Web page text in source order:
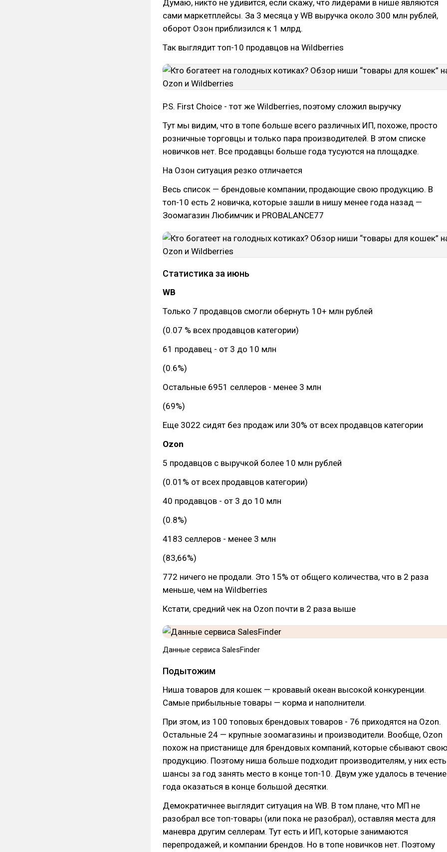
Думаю, никто не удивится, если скажу, что лидерами в нише являются
сами маркетплейсы. За 3 месяца у WB выручка около 300 млн рублей,
оборот Озон приблизился к 1 млрд.
Так выглядит топ-10 продавцов на Wildberries
P.S. First Choice - тот же Wildberries, поэтому сложил выручку
Тут мы видим, что в топе больше всего различных ИП, похоже, просто
розничные торговцы и только пара производителей. В этом списке
новичков нет. Все продавцы больше года тусуются на площадке.
На Озон ситуация резко отличается
Весь список — брендовые компании, продающие свою продукцию. В
топ-10 есть 2 новичка, которые зашли в нишу менее года назад —
Зоомагазин Любимчик и PROBALANCE77
Статистика за июнь
WB
Только 7 продавцов смогли обернуть 10+ млн рублей
(0.07 % всех продавцов категории)
61 продавец - от 3 до 10 млн
(0.6%)
Остальные 6951 селлеров - менее 3 млн
(69%)
Еще 3022 сидят без продаж или 30% от всех продавцов категории
Ozon
5 продавцов с выручкой более 10 млн рублей
(0.01% от всех продавцов категории)
40 продавцов - от 3 до 10 млн
(0.8%)
4183 селлеров - менее 3 млн
(83,66%)
772 ничего не продали. Это 15% от общего количества, что в 2 раза
меньше, чем на Wildberries
Кстати, средний чек на Ozon почти в 2 раза выше
Данные сервиса SalesFinder
Подытожим
Ниша товаров для кошек — кровавый океан высокой конкуренции.
Самые прибыльные товары — корма и наполнители.
При этом, из 100 топовых брендовых товаров - 76 приходятся на Ozon.
Остальные 24 — крупные зоомагазины и производители. Вообще, Ozon
похож на пристанище для брендовых компаний, которые сбывают
продукцию. Поэтому ниша больше подходит производителям, у них есть
шансы за год занять место в конце топ-10. Двум уже удалось в течение
года оказаться в конце большой десятки.
Демократичнее выглядит ситуация на WB. В том плане, что МП не
разобрал все топ-товары (или пока не разобрал), оставляя места для
маневра другим селлерам. Тут есть и ИП, которые занимаются
перепродажей, и компании брендов. Но в топе новичков нет. Поэтому